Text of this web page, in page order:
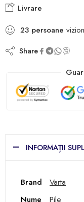
Livrare
23 persoane
Share
INFORMAȚII
Brand
Varta
Nume
Pile